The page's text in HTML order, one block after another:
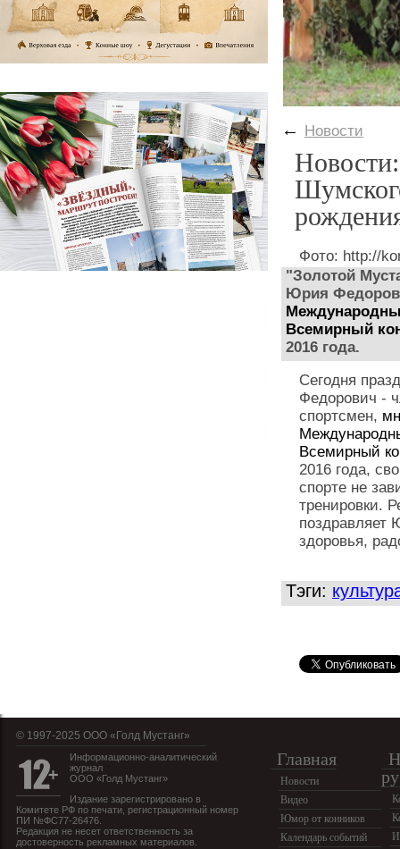
← Новости
Фото: http://
"Золотой
Юрия
Всемирный
2016 года.
Сегодня
Федорович -
спортсмен,
Всемирный
2016 года,
спорте не
тренировки.
поздравляет
здоровья,
Тэги:
© 1997-2025 OOO «Голд Мустанг»
Информационно-аналитический
журнал
ООО «Голд Мустанг»
Издание зарегистрировано в
Комитете РФ по печати, регистрационный номер
ПИ №ФС77-26476.
Редакция не несет ответственность за
достоверность рекламных материалов.
Главная
Новости
Видео
Юмор от конников
Календарь событий